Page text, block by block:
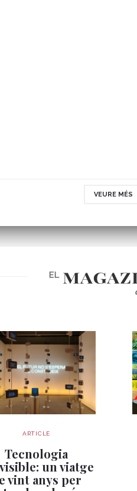
VEURE MÉS
ARTICLE
Tecnologia
un viatge
vint anys per